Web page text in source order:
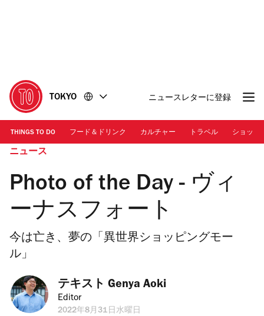
に
移
動
移
動
TOKYO ニュースレターに登録
THINGS TO DO フード＆ドリンク カルチャー トラベル ショッピ
ニュース
Photo of the Day - ヴィ
ーナスフォート
今は亡き、夢の「異世界ショッピングモー
ル」
テキスト Genya Aoki
Editor
2022年8月31日水曜日